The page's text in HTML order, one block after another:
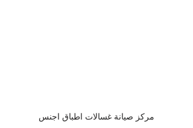
مركز صيانة غسالات اطباق اجنس